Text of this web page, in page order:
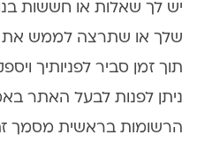
יש לך שאלות או חששות
שלך או שתרצה לממש את
תוך זמן סביר לפניותיך
ניתן לפנות לבעל האתר
הרשומות בראשית מסמך